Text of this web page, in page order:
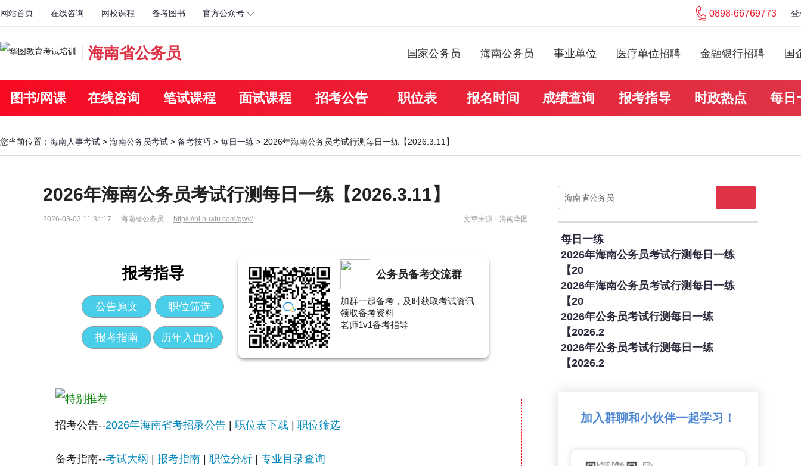
网站首页 在线咨询 网校课程 备考图书 官方公众号 0898-66769773 登
海南省公务员 国家公务员 海南公务员 事业单位 医疗单位招聘 金融银行招聘 国
图书/网课 在线咨询 笔试课程 面试课程 招考公告 职位表 报名时间 成绩查询 报考指导 时政热点 每日
您当前位置： 海南人事考试 > 海南公务员考试 > 备考技巧 > 每日一练 > 2026年海南公务员考试行测每日一练【2026.3.11】
2026年海南公务员考试行测每日一练【2026.3.11】
2026-03-02 11:34:17 海南省公务员 https://hi.huatu.com/gwy/ 文章来源：海南华图
报考指导
公告原文 职位筛选
报考指南 历年入面分
公务员备考交流群
加群一起备考，及时获取考试资讯
领取备考资料
老师1v1备考指导
招考公告--2026年海南省考招录公告 职位表下载 职位筛选
备考指南--考试大纲 报考指南 职位分析 专业目录查询
每日一练
2026年海南公务员考试行测每日一练
【20
2026年海南公务员考试行测每日一练
【20
2026年公务员考试行测每日一练
【2026.2
2026年公务员考试行测每日一练
【2026.2
加入群聊和小伙伴一起学习！